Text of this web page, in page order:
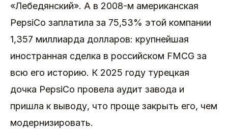
«Лебедянский». А в 2008-м американская
PepsiCo заплатила за 75,53% этой компании
1,357 миллиарда долларов: крупнейшая
иностранная сделка в российском FMCG за
всю его историю. К 2025 году турецкая
дочка PepsiCo провела аудит завода и
пришла к выводу, что проще закрыть его, чем
модернизировать.